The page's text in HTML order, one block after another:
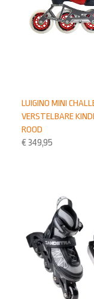
LUIGINO MINI
VERSTELBARE
ROOD
€ 349,95